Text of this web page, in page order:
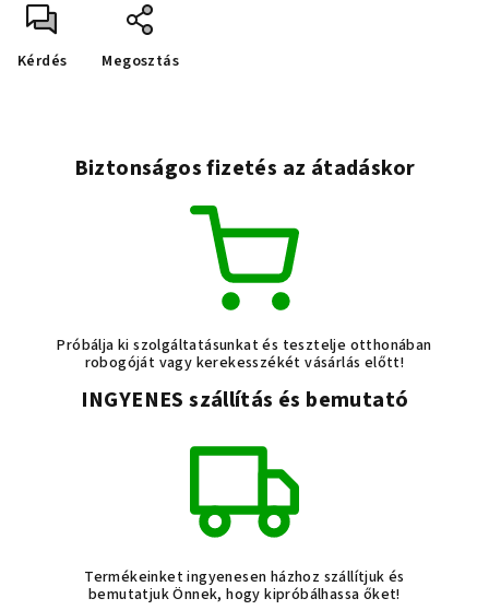
Kérdés Megosztás
Biztonságos fizetés az átadáskor
Próbálja ki szolgáltatásunkat és tesztelje otthonában
robogóját vagy kerekesszékét vásárlás előtt!
INGYENES szállítás és bemutató
Termékeinket ingyenesen házhoz szállítjuk és
bemutatjuk Önnek, hogy kipróbálhassa őket!